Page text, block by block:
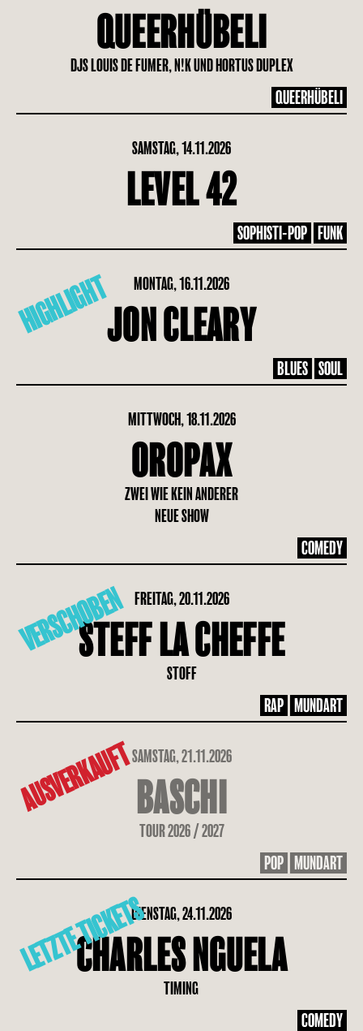
QUEERHÜBELI
DJS LOUIS DE FUMER, N!K UND HORTUS DUPLEX
QUEERHÜBELI
SAMSTAG, 14.11.2026
LEVEL 42
SOPHISTI-POP FUNK
MONTAG, 16.11.2026
HIGHLIGHTJON CLEARY
BLUES SOUL
MITTWOCH, 18.11.2026
OROPAX
ZWEI WIE KEIN ANDERER
NEUE SHOW
COMEDY
FREITAG, 20.11.2026
VERSCHOBENSTEFF LA CHEFFE
STOFF
RAP MUNDART
SAMSTAG, 21.11.2026
AUSVERKAUFT BASCHI
TOUR 2026 / 2027
POP MUNDART
DIENSTAG, 24.11.2026
LETZTE TICKETS
CHARLES NGUELA
TIMING
COMEDY